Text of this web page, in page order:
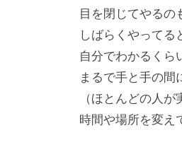
目を閉じてやるの
しばらくやってる
自分でわかるくら
まるで手と手の間
（ほとんどの人
時間や場所を変え